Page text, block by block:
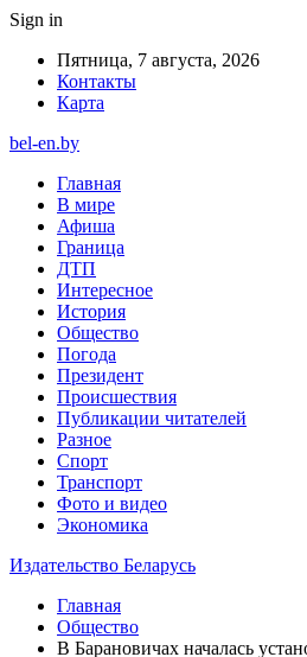
Sign in
Пятница, 7 августа, 2026
Контакты
Карта
bel-en.by
Главная
В мире
Афиша
Граница
ДТП
Интересное
История
Общество
Погода
Президент
Происшествия
Публикации читателей
Разное
Спорт
Транспорт
Фото и видео
Экономика
Издательство Беларусь
Главная
Общество
В Барановичах началась